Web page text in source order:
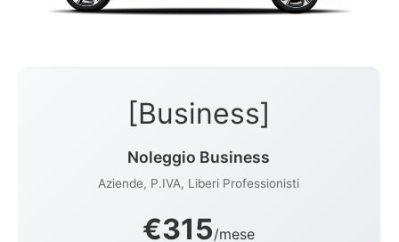
[Business]
Noleggio Business
Aziende, P.IVA, Liberi Professionisti
€315/mese